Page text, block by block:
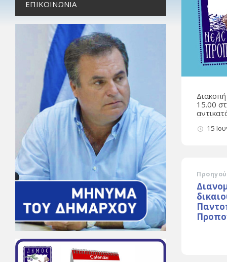
15.00
15
ΕΠΙΚΟΙΝΩΝΊΑ